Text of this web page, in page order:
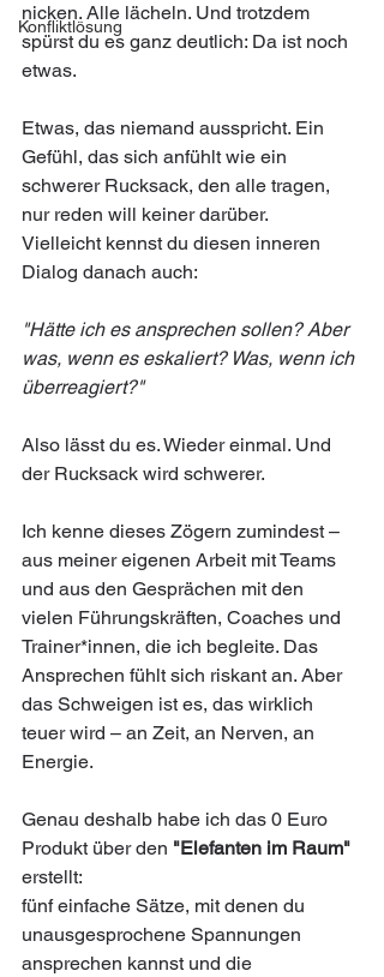
Konfliktlösung
nicken. Alle lächeln. Und trotzdem
spürst du es ganz deutlich: Da ist noch
etwas.
Etwas, das niemand ausspricht. Ein
Gefühl, das sich anfühlt wie ein
schwerer Rucksack, den alle tragen,
nur reden will keiner darüber.
Vielleicht kennst du diesen inneren
Dialog danach auch:
"Hätte ich es ansprechen sollen? Aber
was, wenn es eskaliert? Was, wenn ich
überreagiert?"
Also lässt du es. Wieder einmal. Und
der Rucksack wird schwerer.
Ich kenne dieses Zögern zumindest –
aus meiner eigenen Arbeit mit Teams
und aus den Gesprächen mit den
vielen Führungskräften, Coaches und
Trainer*innen, die ich begleite. Das
Ansprechen fühlt sich riskant an. Aber
das Schweigen ist es, das wirklich
teuer wird – an Zeit, an Nerven, an
Energie.
Genau deshalb habe ich das 0 Euro
Produkt über den "Elefanten im Raum"
erstellt:
fünf einfache Sätze, mit denen du
unausgesprochene Spannungen
ansprechen kannst und die